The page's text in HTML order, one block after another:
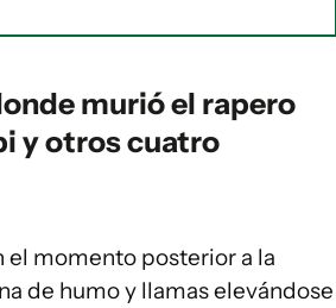
murió el rapero
y otros cuatro
el momento posterior a la
de humo y llamas elevándose